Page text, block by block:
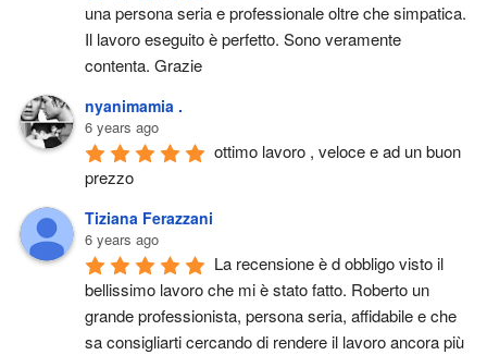
una persona seria e professionale oltre che simpatica.
Il lavoro eseguito è perfetto. Sono veramente
contenta. Grazie
nyanimamia .
6 years ago
ottimo lavoro , veloce e ad un buon
prezzo
Tiziana Ferazzani
6 years ago
La recensione è d obbligo visto il
bellissimo lavoro che mi è stato fatto. Roberto un
grande professionista, persona seria, affidabile e che
sa consigliarti cercando di rendere il lavoro ancora più